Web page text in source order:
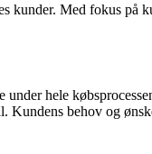
Med fokus
hele
behov og